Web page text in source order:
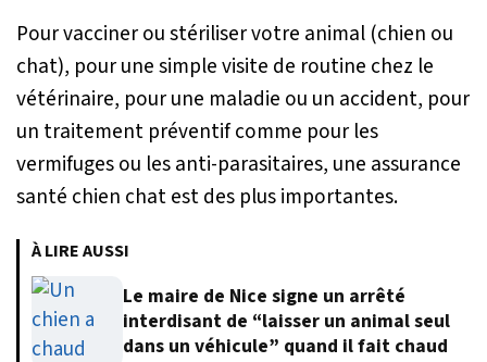
Pour vacciner ou stériliser votre animal (chien ou
chat), pour une simple visite de routine chez le
vétérinaire, pour une maladie ou un accident, pour
un traitement préventif comme pour les
vermifuges ou les anti-parasitaires, une assurance
santé chien chat est des plus importantes.
À LIRE AUSSI
Le maire de Nice signe un arrêté
interdisant de “laisser un animal seul
dans un véhicule” quand il fait chaud